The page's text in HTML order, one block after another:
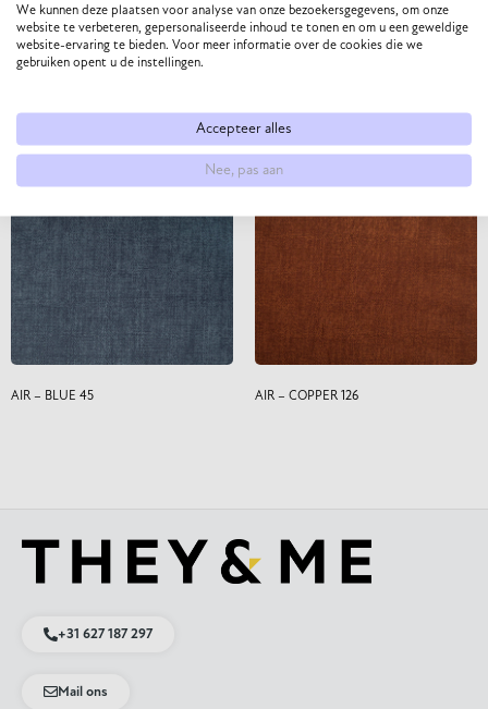
SOCIETY – SHITAKE 124 BULL – COGNAC 28
AIR – BLUE 45 AIR – COPPER 126
+31 627 187 297
Mail ons
We kunnen deze plaatsen voor analyse van onze bezoekersgegevens, om onze
website te verbeteren, gepersonaliseerde inhoud te tonen en om u een geweldige
website-ervaring te bieden. Voor meer informatie over de cookies die we
gebruiken opent u de instellingen.
Accepteer alles
Nee, pas aan